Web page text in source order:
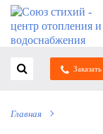
Главная